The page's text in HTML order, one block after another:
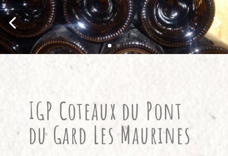
IGP Coteaux du Pont
du Gard Les Maurines